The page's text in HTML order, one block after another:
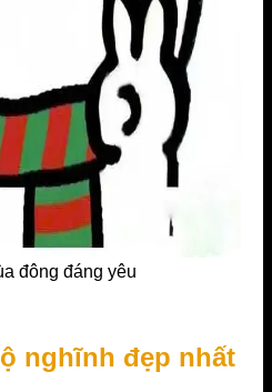
đông đáng yêu
nghĩnh đẹp nhất